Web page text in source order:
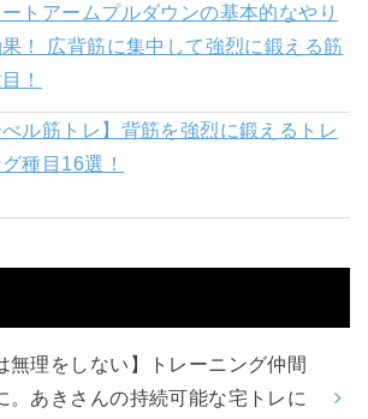
トアームプルダウンの基本的なやり
！ 広背筋に集中して強烈に鍛える筋
！
べル筋トレ】背筋を強烈に鍛えるトレ
種目16選！
無理をしない】トレーニング仲間
。あきさんの持続可能な宅トレに